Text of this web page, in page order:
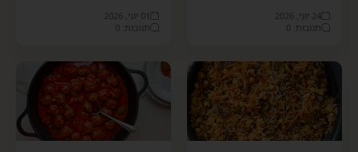
24 יוני, 2026
תגובות: 0
01 יוני, 2026
תגובות: 0